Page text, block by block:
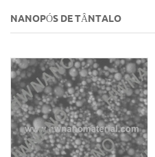
NANOPÓS DE TÂNTALO